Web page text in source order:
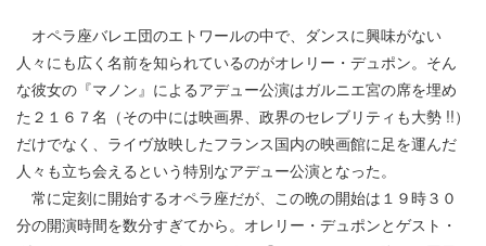
オペラ座バレエ団のエトワールの中で、ダンスに興味がない
人々にも広く名前を知られているのがオレリー・デュポン。そん
な彼女の『マノン』によるアデュー公演はガルニエ宮の席を埋め
た２１６７名（その中には映画界、政界のセレブリティも大勢 !!）
だけでなく、ライヴ放映したフランス国内の映画館に足を運んだ
人々も立ち会えるという特別なアデュー公演となった。
常に定刻に開始するオペラ座だが、この晩の開始は１９時３０
分の開演時間を数分すぎてから。オレリー・デュポンとゲスト・